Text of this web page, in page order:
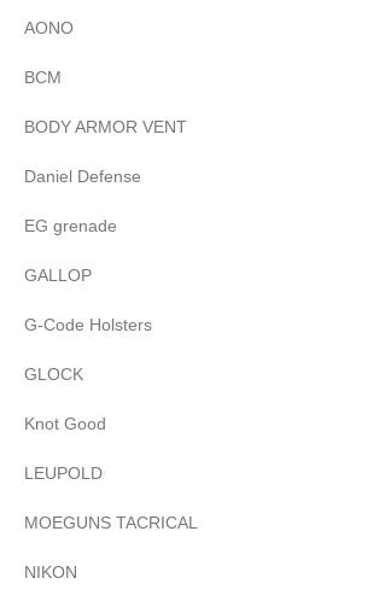
AONO
BCM
BODY ARMOR VENT
Daniel Defense
EG grenade
GALLOP
G-Code Holsters
GLOCK
Knot Good
LEUPOLD
MOEGUNS TACRICAL
NIKON